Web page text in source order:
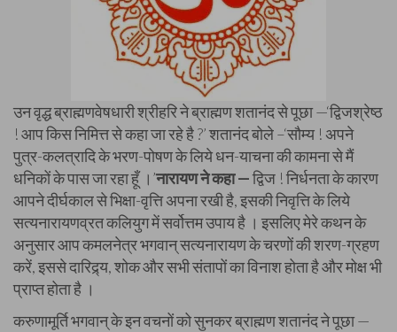
उन वृद्ध ब्राह्मणवेषधारी श्रीहरि ने ब्राह्मण शतानंद से पूछा —‘द्विजश्रेष्ठ
! आप किस निमित्त से कहा जा रहे है ?’ शतानंद बोले –‘सौम्य ! अपने
पुत्र-कलत्रादि के भरण-पोषण के लिये धन-याचना की कामना से मैं
धनिकों के पास जा रहा हूँ ।’नारायण ने कहा —द्विज ! निर्धनता के कारण
आपने दीर्घकाल से भिक्षा-वृत्ति अपना रखी है, इसकी निवृत्ति के लिये
सत्यनारायणव्रत कलियुग में सर्वोत्तम उपाय है । इसलिए मेरे कथन के
अनुसार आप कमलनेत्र भगवान् सत्यनारायण के चरणों की शरण-ग्रहण
करें, इससे दारिद्र्य, शोक और सभी संतापों का विनाश होता है और मोक्ष भी
प्राप्त होता है ।
करुणामूर्ति भगवान् के इन वचनों को सुनकर ब्राह्मण शतानंद ने पूछा —